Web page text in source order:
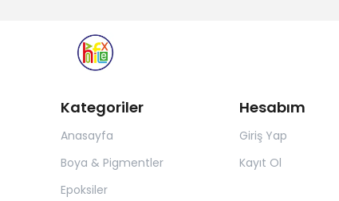
Kategoriler
Anasayfa
Boya & Pigmentler
Epoksiler
Hesabım
Giriş Yap
Kayıt Ol